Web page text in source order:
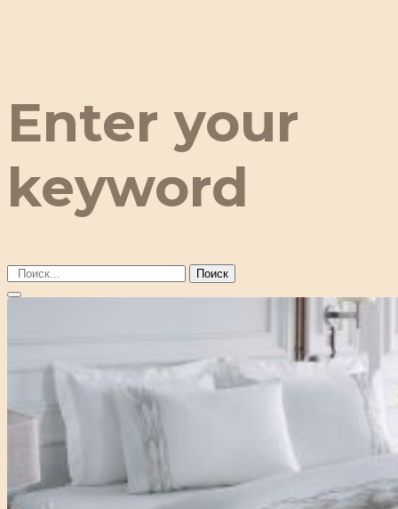
Enter your
keyword
Поиск